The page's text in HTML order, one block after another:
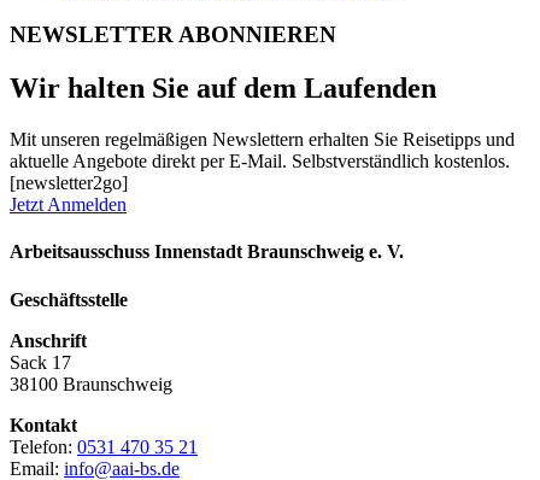
NEWSLETTER ABONNIEREN
Wir halten Sie auf dem Laufenden
Mit unseren regelmäßigen Newslettern erhalten Sie Reisetipps und
aktuelle Angebote direkt per E-Mail. Selbstverständlich kostenlos.
[newsletter2go]
Jetzt Anmelden
Arbeitsausschuss Innenstadt Braunschweig e. V.
Geschäftsstelle
Anschrift
Sack 17
38100 Braunschweig
Kontakt
Telefon: 0531 470 35 21
Email: info@aai-bs.de